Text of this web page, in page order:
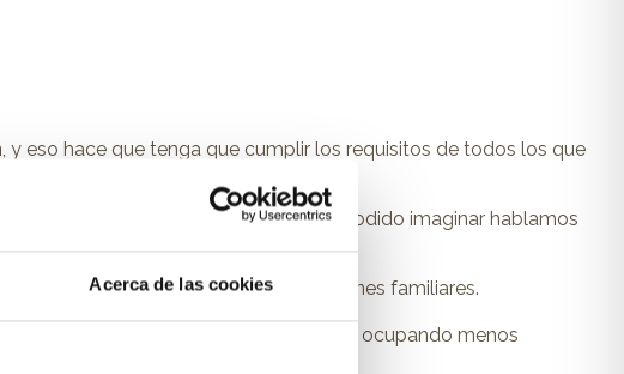
Acerca de las cookies
, y eso hace que tenga que cumplir los requisitos de todos los que
un buen descanso. Y como has podido imaginar hablamos
es asegurar la comodidad.
sofá y de sus siestas, pelis y reuniones familiares.
más sencilla de tener dos sofás en uno, ocupando menos